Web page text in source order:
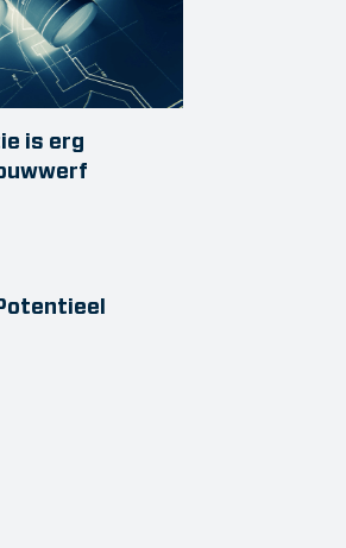
is erg